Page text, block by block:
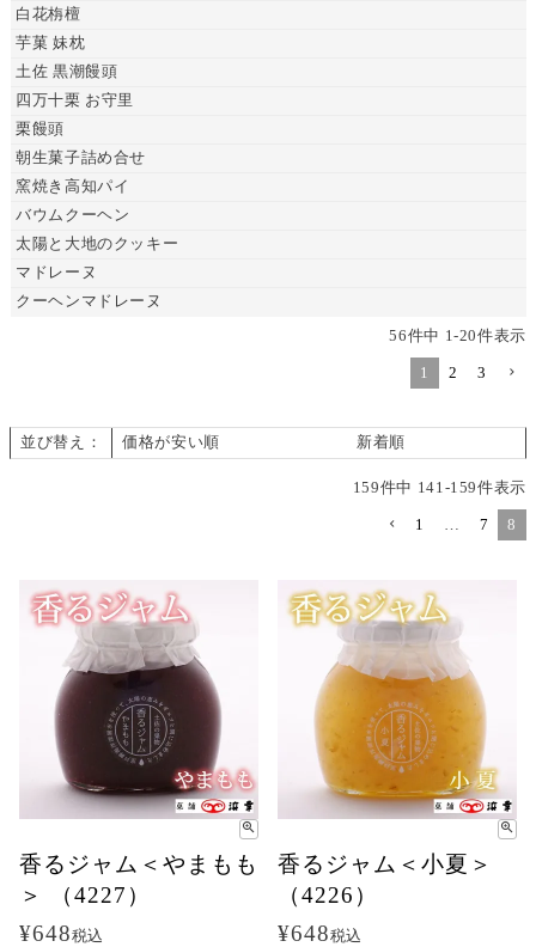
白花栴檀
芋菓 妹枕
土佐 黒潮饅頭
四万十栗 お守里
栗饅頭
朝生菓子詰め合せ
窯焼き高知パイ
バウムクーヘン
太陽と大地のクッキー
マドレーヌ
クーヘンマドレーヌ
56件中 1-20件表示
1 2 3
並び替え 価格が安い順 新着順
159件中 141-159件表示
1 … 7 8
香るジャム＜やまもも
＞ （4227）
¥648税込
香るジャム＜小夏＞
（4226）
¥648税込